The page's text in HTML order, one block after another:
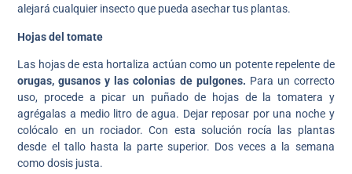
alejará cualquier insecto que pueda asechar tus plantas.
Hojas del tomate
Las hojas de esta hortaliza actúan como un potente repelente de
orugas, gusanos y las colonias de pulgones. Para un correcto
uso, procede a picar un puñado de hojas de la tomatera y
agrégalas a medio litro de agua. Dejar reposar por una noche y
colócalo en un rociador. Con esta solución rocía las plantas
desde el tallo hasta la parte superior. Dos veces a la semana
como dosis justa.